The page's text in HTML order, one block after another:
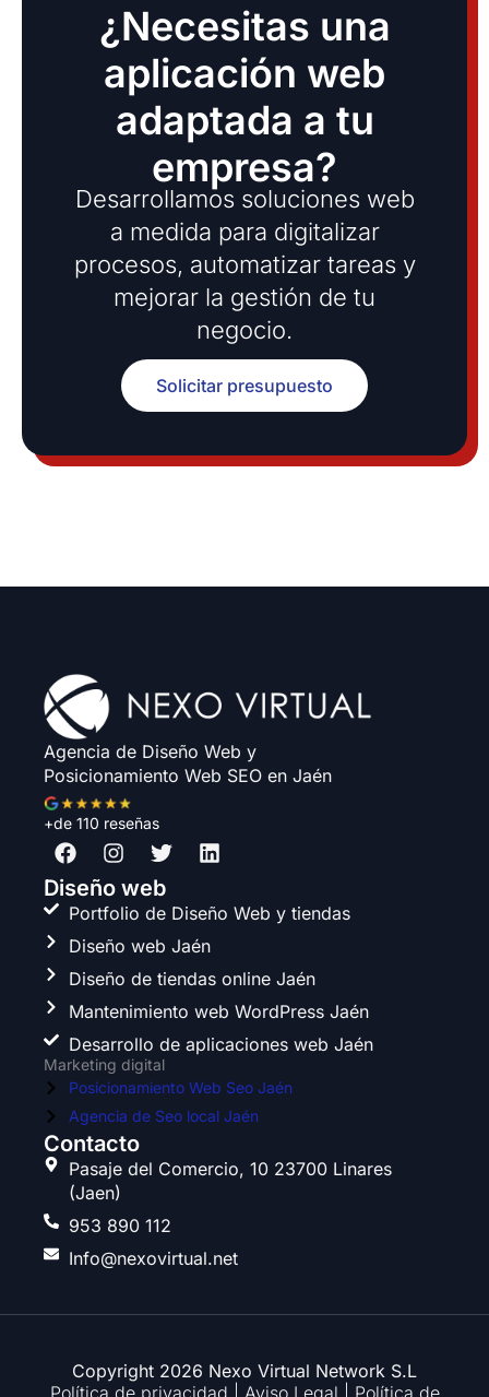
¿Necesitas una
aplicación web
adaptada a tu
empresa?
Desarrollamos soluciones web
a medida para digitalizar
procesos, automatizar tareas y
mejorar la gestión de tu
negocio.
Solicitar presupuesto
Agencia de Diseño Web y
Posicionamiento Web SEO en Jaén
+de 110 reseñas
F
a
c
e
b
o
o
k
I
n
s
t
a
g
r
a
m
T
w
i
t
t
e
r
L
i
k
e
d
i
n
Diseño web
Portfolio de Diseño Web y tiendas
Diseño web Jaén
Diseño de tiendas online Jaén
Mantenimiento web WordPress Jaén
Desarrollo de aplicaciones web Jaén
Marketing digital
Posicionamiento Web Seo Jaén
Agencia de Seo local Jaén
Contacto
Pasaje del Comercio, 10 23700 Linares
(Jaen)
953 890 112
Info@nexovirtual.net
Copyright 2026 Nexo Virtual Network S.L